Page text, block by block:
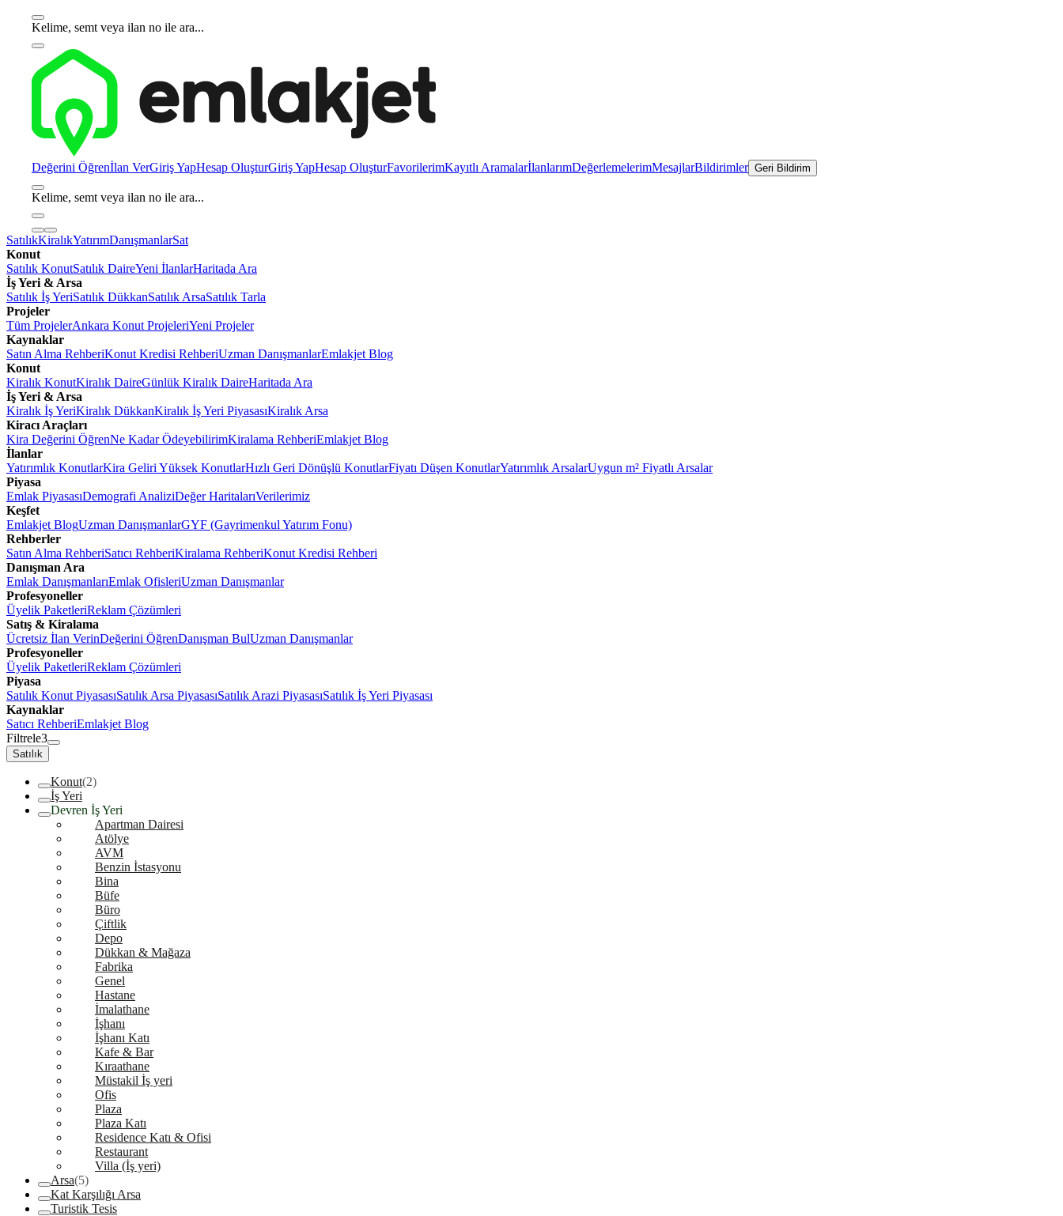
Kelime, semt veya ilan no ile ara...
Değerini Öğrenİlan VerGiriş YapHesap OluşturGiriş YapHesap OluşturFavorilerimKayıtlı AramalarİlanlarımDeğerlemelerimMesajlarBildirimler Geri Bildirim
Kelime, semt veya ilan no ile ara...
SatılıkKiralıkYatırımDanışmanlarSat
Konut
Satılık KonutSatılık DaireYeni İlanlarHaritada Ara
İş Yeri & Arsa
Satılık İş YeriSatılık DükkanSatılık ArsaSatılık Tarla
Projeler
Tüm ProjelerAnkara Konut ProjeleriYeni Projeler
Kaynaklar
Satın Alma RehberiKonut Kredisi RehberiUzman DanışmanlarEmlakjet Blog
Konut
Kiralık KonutKiralık DaireGünlük Kiralık DaireHaritada Ara
İş Yeri & Arsa
Kiralık İş YeriKiralık DükkanKiralık İş Yeri PiyasasıKiralık Arsa
Kiracı Araçları
Kira Değerini ÖğrenNe Kadar ÖdeyebilirimKiralama RehberiEmlakjet Blog
İlanlar
Yatırımlık KonutlarKira Geliri Yüksek KonutlarHızlı Geri Dönüşlü KonutlarFiyatı Düşen KonutlarYatırımlık ArsalarUygun m² Fiyatlı Arsalar
Piyasa
Emlak PiyasasıDemografi AnaliziDeğer HaritalarıVerilerimiz
Keşfet
Emlakjet BlogUzman DanışmanlarGYF (Gayrimenkul Yatırım Fonu)
Rehberler
Satın Alma RehberiSatıcı RehberiKiralama RehberiKonut Kredisi Rehberi
Danışman Ara
Emlak DanışmanlarıEmlak OfisleriUzman Danışmanlar
Profesyoneller
Üyelik PaketleriReklam Çözümleri
Satış & Kiralama
Ücretsiz İlan VerinDeğerini ÖğrenDanışman BulUzman Danışmanlar
Profesyoneller
Üyelik PaketleriReklam Çözümleri
Piyasa
Satılık Konut PiyasasıSatılık Arsa PiyasasıSatılık Arazi PiyasasıSatılık İş Yeri Piyasası
Kaynaklar
Satıcı RehberiEmlakjet Blog
Filtrele3
Satılık
Konut(2)
İş Yeri
Devren İş Yeri
Apartman Dairesi
Atölye
AVM
Benzin İstasyonu
Bina
Büfe
Büro
Çiftlik
Depo
Dükkan & Mağaza
Fabrika
Genel
Hastane
İmalathane
İşhanı
İşhanı Katı
Kafe & Bar
Kıraathane
Müstakil İş yeri
Ofis
Plaza
Plaza Katı
Residence Katı & Ofisi
Restaurant
Villa (İş yeri)
Arsa(5)
Kat Karşılığı Arsa
Turistik Tesis